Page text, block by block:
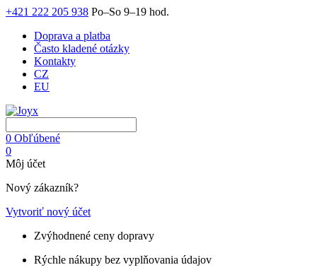
+421 222 205 938 Po–So 9–19 hod.
Doprava a platba
Často kladené otázky
Kontakty
CZ
EU
0 Obľúbené
0
Môj účet
Nový zákazník?
Vytvoriť nový účet
Zvýhodnené ceny dopravy
Rýchle nákupy bez vyplňovania údajov